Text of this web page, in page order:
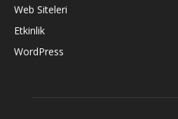
Web Siteleri
Etkinlik
WordPress